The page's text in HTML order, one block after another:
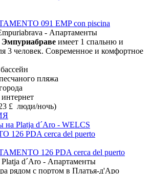
091 EMP con piscina
- Апартаменты
имеет 1 спальню и
3 человек. Современное и комфортное
пляжа
£ люди/ночь)
126 PDA cerca del puerto
d´Aro - Апартаменты
рядом с портом в Платья-д'Аро